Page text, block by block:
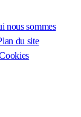
nous sommes
du site